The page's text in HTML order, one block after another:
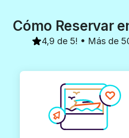
Cómo Reservar
4,9 de 5! • Más de